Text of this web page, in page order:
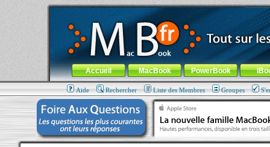
MacBook-fr.com : 100% Apple... 100% nomade !
Aller au contenu-Aller au menu général-Aller au menu de
Menu général
Accueil MacBook PowerBook
Aide Rechercher Liste des Membres Groupes